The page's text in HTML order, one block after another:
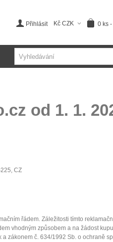
0 ks -
Kč CZK
Přihlásit
od 1. 1.
CZ
řádem. Záležitosti tímto
vhodným způsobem a na žádost
zákonem č. 634/1992 Sb. o ochraně